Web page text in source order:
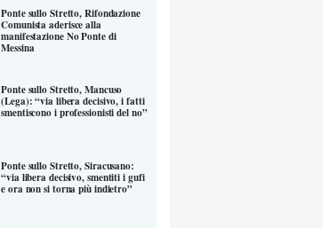
Ponte sullo Stretto, Rifondazione
Comunista aderisce alla
manifestazione No Ponte di
Messina
Ponte sullo Stretto, Mancuso
(Lega): “via libera decisivo, i fatti
smentiscono i professionisti del no”
Ponte sullo Stretto, Siracusano:
“via libera decisivo, smentiti i gufi
e ora non si torna più indietro”